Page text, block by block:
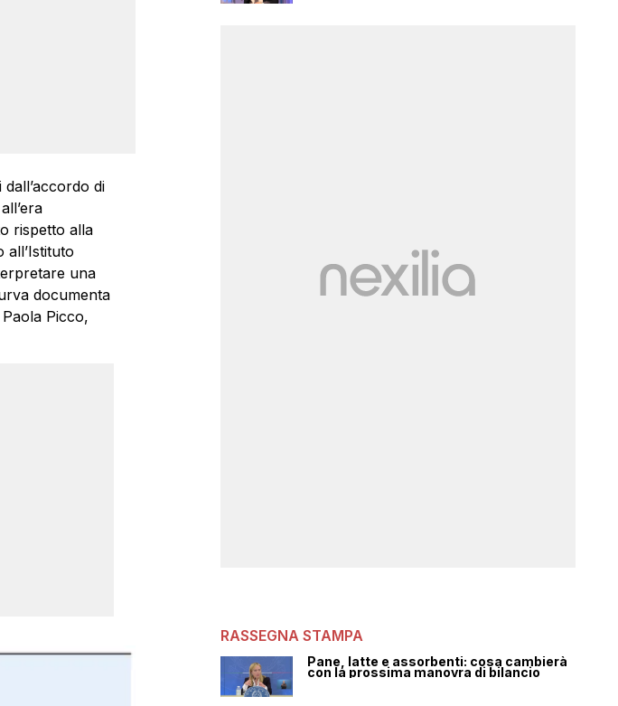
di
rispetto alla
all’Istituto
una
documenta
Picco,
RASSEGNA STAMPA
Pane, latte e assorbenti: cosa cambierà
con la prossima manovra di bilancio